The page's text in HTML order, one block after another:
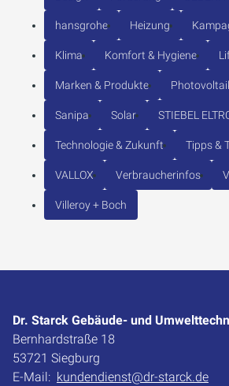
hansgrohe Heizung
Klima Komfort & Hygiene
Marken & Produkte
Sanipa Solar STIEBEL
Technologie & Zukunft Tipps &
VALLOX Verbraucherinfos
Villeroy + Boch
Dr. Starck Gebäude- und
Bernhardstraße 18
53721 Siegburg
E-Mail: kundendienst@dr-starck.de